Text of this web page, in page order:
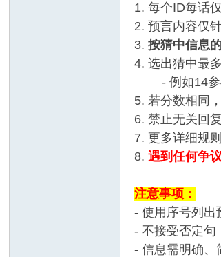
1. 每个ID每话
2. 预言内容仅
3.按猜中信息
4. 选出猜中最
- 例如14参与
5. 若分数相同
6. 禁止无关回
7. 更多详细规
8.遇到任何争
注意事项：
- 使用序号列出
- 不接受否定句
- 信息需明确、